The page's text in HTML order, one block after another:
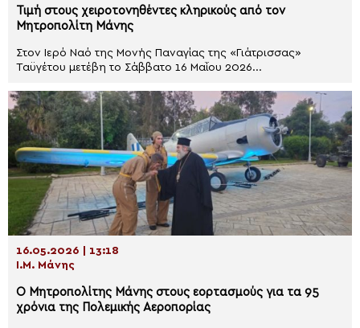
Τιμή στους χειροτονηθέντες κληρικούς από τον
Μητροπολίτη Μάνης
Στον Ιερό Ναό της Μονής Παναγίας της «Γιάτρισσας»
Ταϋγέτου μετέβη το Σάββατο 16 Μαΐου 2026...
16.05.2026 | 13:18
Ι.Μ. Μάνης
Ο Μητροπολίτης Μάνης στους εορτασμούς για τα 95
χρόνια της Πολεμικής Αεροπορίας